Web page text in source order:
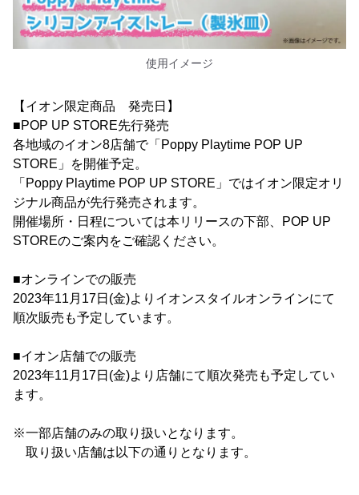
使用イメージ
【イオン限定商品 発売日】
■POP UP STORE先行発売
各地域のイオン8店舗で「Poppy Playtime POP UP
STORE」を開催予定。
「Poppy Playtime POP UP STORE」ではイオン限定オリ
ジナル商品が先行発売されます。
開催場所・日程については本リリースの下部、POP UP
STOREのご案内をご確認ください。
■オンラインでの販売
2023年11月17日(金)よりイオンスタイルオンラインにて
順次販売も予定しています。
■イオン店舗での販売
2023年11月17日(金)より店舗にて順次発売も予定してい
ます。
※一部店舗のみの取り扱いとなります。
取り扱い店舗は以下の通りとなります。